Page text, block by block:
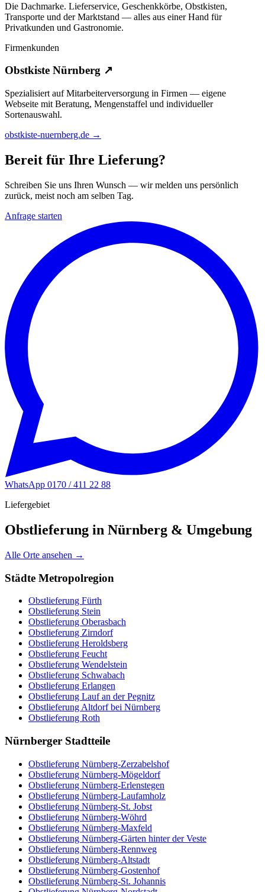
Die Dachmarke. Lieferservice, Geschenkkörbe, Obstkisten,
Transporte und der Marktstand — alles aus einer Hand für
Privatkunden und Gastronomie.
Firmenkunden
Obstkiste Nürnberg ↗
Spezialisiert auf Mitarbeiterversorgung in Firmen — eigene
Webseite mit Beratung, Mengenstaffel und individueller
Sortenauswahl.
obstkiste-nuernberg.de →
Bereit für Ihre Lieferung?
Schreiben Sie uns Ihren Wunsch — wir melden uns persönlich
zurück, meist noch am selben Tag.
Anfrage starten
WhatsApp 0170 / 411 22 88
Liefergebiet
Obstlieferung in Nürnberg & Umgebung
Alle Orte ansehen →
Städte Metropolregion
Obstlieferung Fürth
Obstlieferung Stein
Obstlieferung Oberasbach
Obstlieferung Zirndorf
Obstlieferung Heroldsberg
Obstlieferung Feucht
Obstlieferung Wendelstein
Obstlieferung Schwabach
Obstlieferung Erlangen
Obstlieferung Lauf an der Pegnitz
Obstlieferung Altdorf bei Nürnberg
Obstlieferung Roth
Nürnberger Stadtteile
Obstlieferung Nürnberg-Zerzabelshof
Obstlieferung Nürnberg-Mögeldorf
Obstlieferung Nürnberg-Erlenstegen
Obstlieferung Nürnberg-Laufamholz
Obstlieferung Nürnberg-St. Jobst
Obstlieferung Nürnberg-Wöhrd
Obstlieferung Nürnberg-Maxfeld
Obstlieferung Nürnberg-Gärten hinter der Veste
Obstlieferung Nürnberg-Rennweg
Obstlieferung Nürnberg-Altstadt
Obstlieferung Nürnberg-Gostenhof
Obstlieferung Nürnberg-St. Johannis